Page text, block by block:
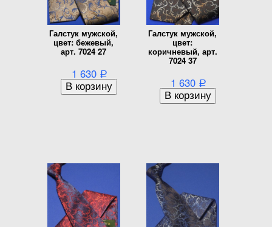
Галстук мужской,
цвет: бежевый,
арт. 7024 27
1 630 Р
Галстук мужской,
цвет:
коричневый, арт.
7024 37
1 630 Р